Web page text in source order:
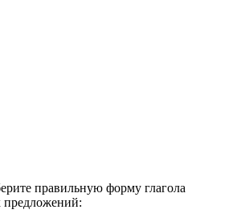
правильную форму глагола
предложений: